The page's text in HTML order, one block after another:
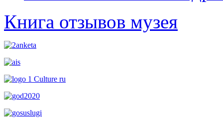
Книга отзывов музея